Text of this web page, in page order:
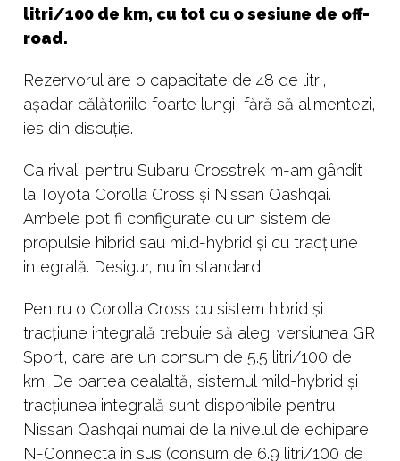
litri/100 de km, cu tot cu o sesiune de off-
road.
Rezervorul are o capacitate de 48 de litri,
așadar călătoriile foarte lungi, fără să alimentezi,
ies din discuție.
Ca rivali pentru Subaru Crosstrek m-am gândit
la Toyota Corolla Cross și Nissan Qashqai.
Ambele pot fi configurate cu un sistem de
propulsie hibrid sau mild-hybrid și cu tracțiune
integrală. Desigur, nu în standard.
Pentru o Corolla Cross cu sistem hibrid și
tracțiune integrală trebuie să alegi versiunea GR
Sport, care are un consum de 5.5 litri/100 de
km. De partea cealaltă, sistemul mild-hybrid și
tracțiunea integrală sunt disponibile pentru
Nissan Qashqai numai de la nivelul de echipare
N-Connecta în sus (consum de 6.9 litri/100 de